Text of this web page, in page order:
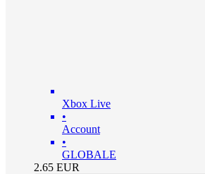
Xbox Live
•
Account
•
GLOBALE
2.65 EUR